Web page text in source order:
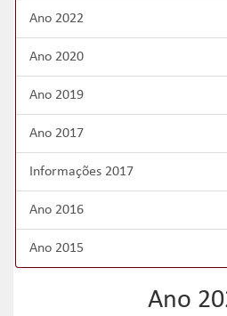
Ano 2022
Ano 2020
Ano 2019
Ano 2017
Informações 2017
Ano 2016
Ano 2015
Ano